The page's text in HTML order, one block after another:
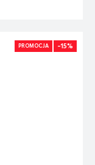
PROMOCJA -15%